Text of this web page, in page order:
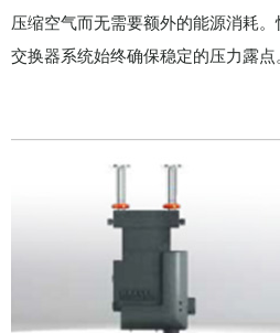
压缩空气而无需要额外的能源消耗
交换器系统始终确保稳定的压力露点